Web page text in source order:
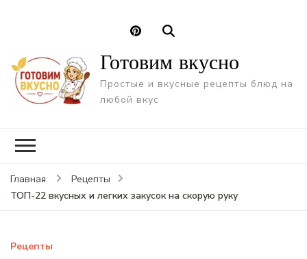
Готовим вкусно
Простые и вкусные рецепты блюд на
любой вкус
Главная
Рецепты
ТОП-22 вкусных и легких закусок на скорую руку
Рецепты